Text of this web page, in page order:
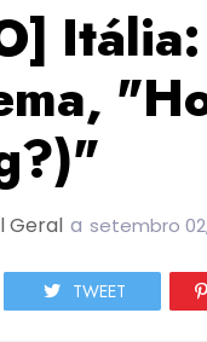
Geral a setembro
TWEET